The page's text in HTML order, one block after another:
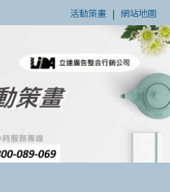
活動策畫 | 網站地圖